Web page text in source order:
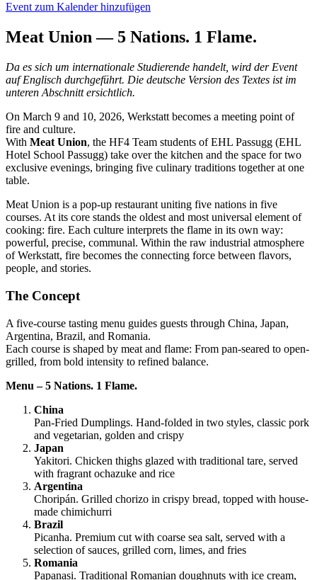
Event zum Kalender hinzufügen
Meat Union — 5 Nations. 1 Flame.
Da es sich um internationale Studierende handelt, wird der Event
auf Englisch durchgeführt. Die deutsche Version des Textes ist im
unteren Abschnitt ersichtlich.
On March 9 and 10, 2026, Werkstatt becomes a meeting point of
fire and culture.
With Meat Union, the HF4 Team students of EHL Passugg (EHL
Hotel School Passugg) take over the kitchen and the space for two
exclusive evenings, bringing five culinary traditions together at one
table.
Meat Union is a pop-up restaurant uniting five nations in five
courses. At its core stands the oldest and most universal element of
cooking: fire. Each culture interprets the flame in its own way:
powerful, precise, communal. Within the raw industrial atmosphere
of Werkstatt, fire becomes the connecting force between flavors,
people, and stories.
The Concept
A five-course tasting menu guides guests through China, Japan,
Argentina, Brazil, and Romania.
Each course is shaped by meat and flame: From pan-seared to open-
grilled, from bold intensity to refined balance.
Menu – 5 Nations. 1 Flame.
China
Pan-Fried Dumplings. Hand-folded in two styles, classic pork
and vegetarian, golden and crispy
Japan
Yakitori. Chicken thighs glazed with traditional tare, served
with fragrant ochazuke and rice
Argentina
Choripán. Grilled chorizo in crispy bread, topped with house-
made chimichurri
Brazil
Picanha. Premium cut with coarse sea salt, served with a
selection of sauces, grilled corn, limes, and fries
Romania
Papanași. Traditional Romanian doughnuts with ice cream,